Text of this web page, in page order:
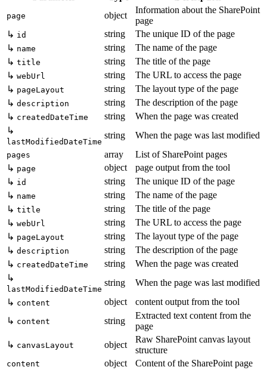
page object
Information about the SharePoint
page
↳ id string
The unique ID of the page
↳ name string
The name of the page
↳ title string
The title of the page
↳ webUrl string
The URL to access the page
↳ pageLayout string
The layout type of the page
↳ description string
The description of the page
↳ createdDateTime string
When the page was created
↳
lastModifiedDateTime
string When the page was last modified
pages array
List of SharePoint pages
↳ page object
page output from the tool
↳ id string
The unique ID of the page
↳ name string
The name of the page
↳ title string
The title of the page
↳ webUrl string
The URL to access the page
↳ pageLayout string
The layout type of the page
↳ description string
The description of the page
↳ createdDateTime string
When the page was created
↳
lastModifiedDateTime
string
When the page was last modified
↳ content object
content output from the tool
↳ content string
Extracted text content from the
page
↳ canvasLayout object
Raw SharePoint canvas layout
structure
content object
Content of the SharePoint page